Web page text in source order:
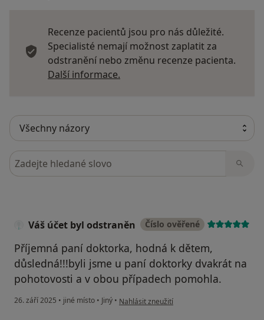
Recenze pacientů jsou pro nás důležité.
Specialisté nemají možnost zaplatit za
odstranění nebo změnu recenze pacienta.
Další informace.
Hledejte v názorech
Váš účet byl odstraněn Číslo ověřené
Příjemná paní doktorka, hodná k dětem,
důsledná!!!byli jsme u paní doktorky dvakrát na
pohotovosti a v obou případech pomohla.
26. září 2025 • jiné místo • Jiný • podle názoru uživatele Váš účet byl
Nahlásit zneužití